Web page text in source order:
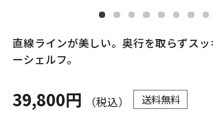
直線ラインが美しい。奥行を取らずス
ーシェルフ。
39,800円 （税込） 送料無料